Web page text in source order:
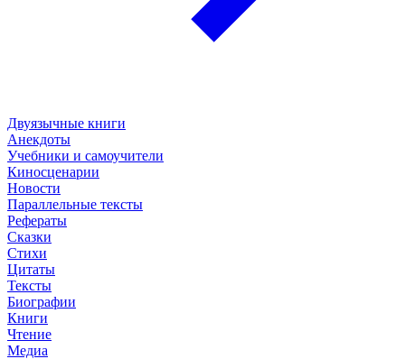
Двуязычные книги
Анекдоты
Учебники и самоучители
Киносценарии
Новости
Параллельные тексты
Рефераты
Сказки
Стихи
Цитаты
Тексты
Биографии
Книги
Чтение
Медиа